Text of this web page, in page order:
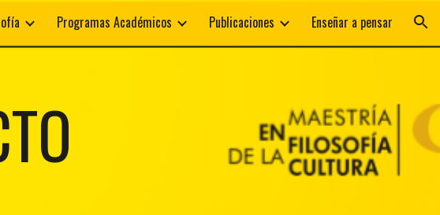
Skip to navigationProgramas Académicos Publicaciones Enseñar a pensar